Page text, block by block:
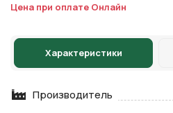
Цена при оплате Онлайн
Характеристики
Производитель